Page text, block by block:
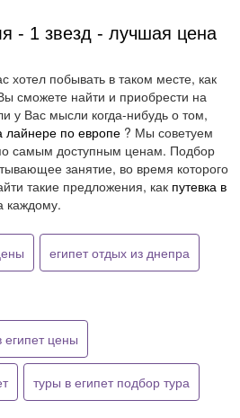
- 1 звезд - лучшая цена
хотел побывать в таком месте, как
сможете найти и приобрести на
у Вас мысли когда-нибудь о том,
лайнере по европе ? Мы советуем
самым доступным ценам. Подбор
занятие, во время которого
такие предложения, как путевка в
каждому.
египет отдых из днепра
египет цены
туры в египет подбор тура